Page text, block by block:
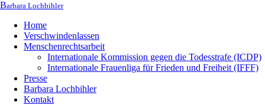
Barbara Lochbihler
Home
Verschwindenlassen
Menschenrechtsarbeit
Internationale Kommission gegen die Todesstrafe (ICDP)
Internationale Frauenliga für Frieden und Freiheit (IFFF)
Presse
Barbara Lochbihler
Kontakt